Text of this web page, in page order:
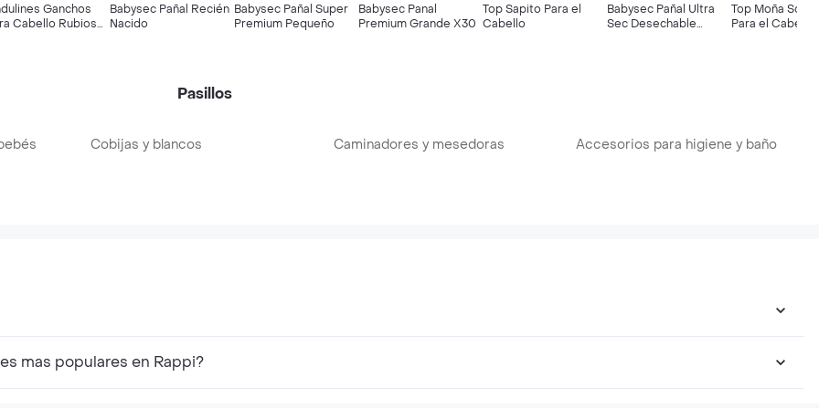
Ganchos
Cabello Rubios
Babysec Pañal Recién
Nacido
Babysec Pañal Super
Premium Pequeño
Babysec Panal
Premium Grande X30
Top Sapito Para el
Cabello
Babysec Pañal Ultra
Sec Desechable
Top Moña
Para el Cabello
Pasillos
Cobijas y blancos Caminadores y mesedoras Accesorios para higiene y baño
mas populares en Rappi?